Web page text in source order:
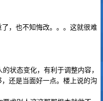
，也不知悔改。。。这就很难
状态变化，有利于调整内容，
还是当面好一点。楼上说的沟